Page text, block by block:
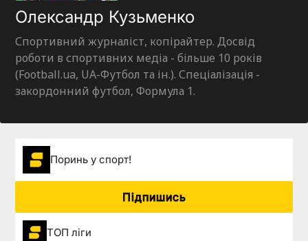
Олександр Кузьменко
Спортивний журналіст, копірайтер. Досвід
роботи в спортивних медіа - більше 10 років
(Football.ua, UA-Футбол та ін.). Спеціалізація -
закордонний футбол, Формула 1.
Поринь у спорт!
Підпишись
ТОП ліги